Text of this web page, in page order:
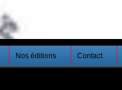
Nos éditions Contact